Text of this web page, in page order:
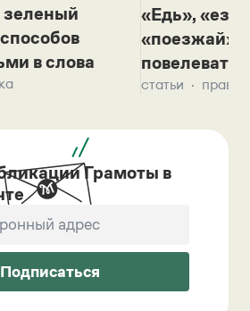
зеленый
в слова
«Едь»,
«поезжай»?
повелевать
статьи
Грамоты в
Подписаться